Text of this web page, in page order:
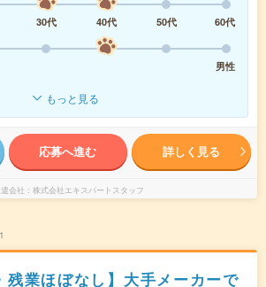
30代 40代 50代
60代
男性
もっと見る
応募へ進む 詳しく見る
会社 株式会社エキスパートスタッフ
残業ほぼなし】大手メーカーで